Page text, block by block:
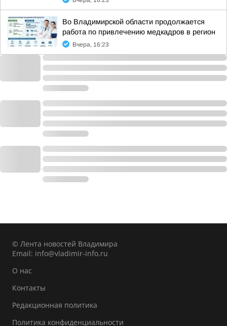
Во Владимирской области продолжается
работа по привлечению медкадров в регион
Вчера, 16:23
© Лента новостей Владимира
Email: info@vladimir-info.ru
О нас
Контакты
Редакционная политика
Политика конфиденциальности